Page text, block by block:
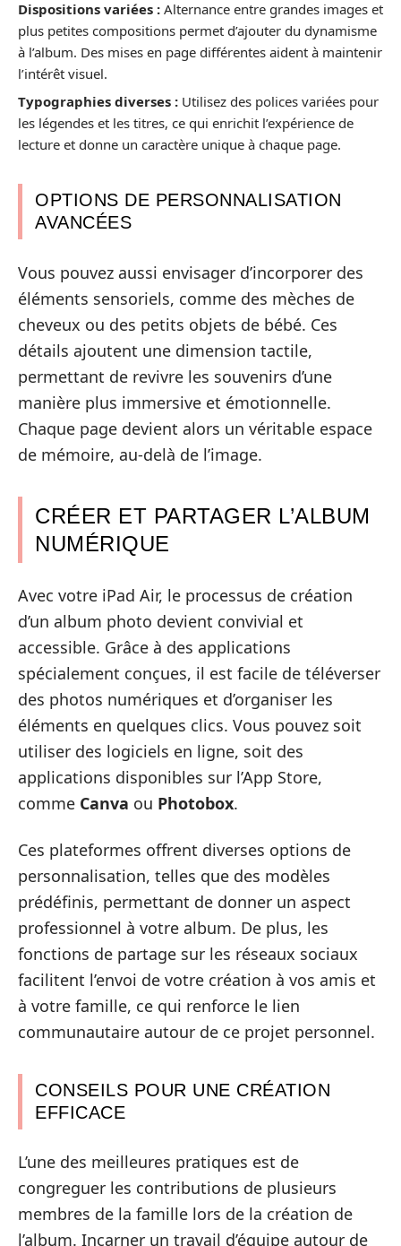
Dispositions variées : Alternance entre grandes images et
plus petites compositions permet d’ajouter du dynamisme
à l’album. Des mises en page différentes aident à maintenir
l’intérêt visuel.
Typographies diverses : Utilisez des polices variées pour
les légendes et les titres, ce qui enrichit l’expérience de
lecture et donne un caractère unique à chaque page.
OPTIONS DE PERSONNALISATION
AVANCÉES
Vous pouvez aussi envisager d’incorporer des
éléments sensoriels, comme des mèches de
cheveux ou des petits objets de bébé. Ces
détails ajoutent une dimension tactile,
permettant de revivre les souvenirs d’une
manière plus immersive et émotionnelle.
Chaque page devient alors un véritable espace
de mémoire, au-delà de l’image.
CRÉER ET PARTAGER L’ALBUM
NUMÉRIQUE
Avec votre iPad Air, le processus de création
d’un album photo devient convivial et
accessible. Grâce à des applications
spécialement conçues, il est facile de téléverser
des photos numériques et d’organiser les
éléments en quelques clics. Vous pouvez soit
utiliser des logiciels en ligne, soit des
applications disponibles sur l’App Store,
comme Canva ou Photobox.
Ces plateformes offrent diverses options de
personnalisation, telles que des modèles
prédéfinis, permettant de donner un aspect
professionnel à votre album. De plus, les
fonctions de partage sur les réseaux sociaux
facilitent l’envoi de votre création à vos amis et
à votre famille, ce qui renforce le lien
communautaire autour de ce projet personnel.
CONSEILS POUR UNE CRÉATION
EFFICACE
L’une des meilleures pratiques est de
congreguer les contributions de plusieurs
membres de la famille lors de la création de
l’album. Incarner un travail d’équipe autour de